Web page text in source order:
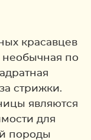
красавцев
необычная по
стрижки.
являются
для
породы